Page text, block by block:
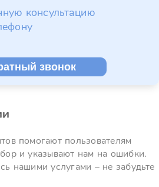
консультацию
звонок
помогают пользователям
и указывают нам на ошибки.
нашими услугами – не забудьте